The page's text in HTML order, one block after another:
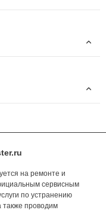
на ремонте и
сервисным
по устранению
также проводим